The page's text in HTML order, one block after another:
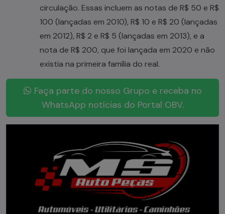
circulação. Essas incluem as notas de R$ 50 e R$
100 (lançadas em 2010), R$ 10 e R$ 20 (lançadas
em 2012), R$ 2 e R$ 5 (lançadas em 2013), e a
nota de R$ 200, que foi lançada em 2020 e não
existia na primeira família do real.
Faça parte do nosso Grupo e receba no
WhatsApp notícias do Portal OBV.